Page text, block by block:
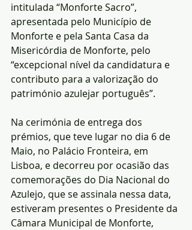
intitulada “Monforte Sacro”,
apresentada pelo Município de
Monforte e pela Santa Casa da
Misericórdia de Monforte, pelo
“excepcional nível da candidatura e
contributo para a valorização do
património azulejar português”.
Na cerimónia de entrega dos
prémios, que teve lugar no dia 6 de
Maio, no Palácio Fronteira, em
Lisboa, e decorreu por ocasião das
comemorações do Dia Nacional do
Azulejo, que se assinala nessa data,
estiveram presentes o Presidente da
Câmara Municipal de Monforte,